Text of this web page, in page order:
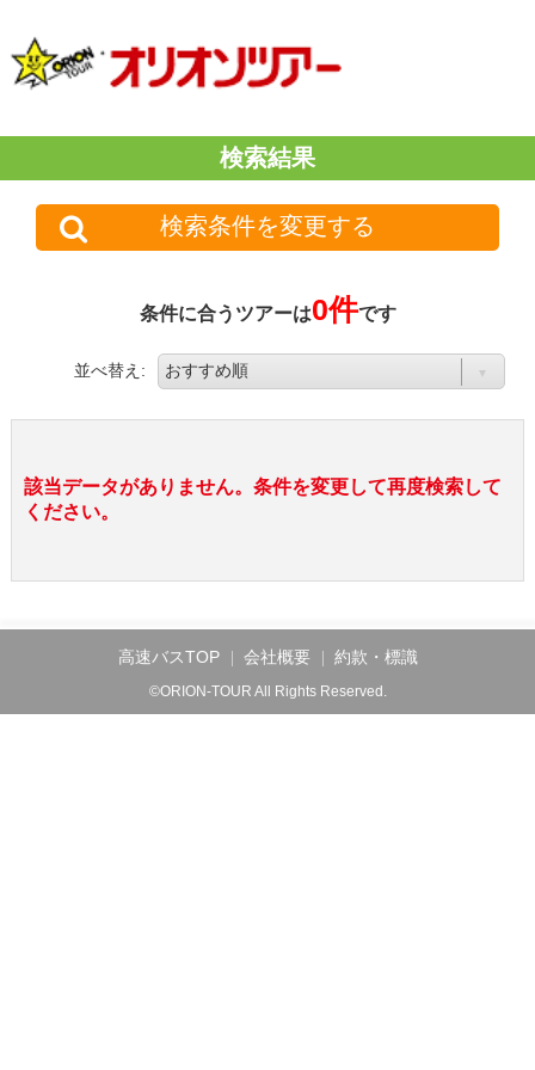
検索結果
検索条件を変更する
条件に合うツアーは0件です
並べ替え:
該当データがありません。条件を変更して再度検索して
ください。
高速バスTOP 会社概要 約款・標識
©ORION-TOUR All Rights Reserved.